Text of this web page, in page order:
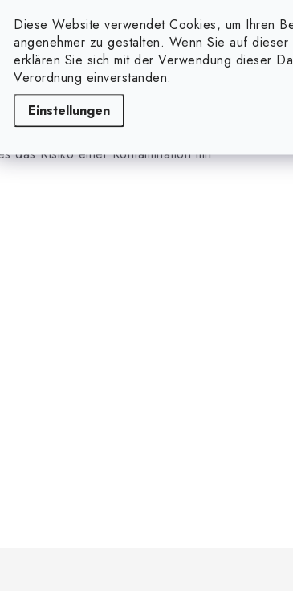
Diese Website verwendet Cookies, um Ihren
angenehmer zu gestalten. Wenn Sie auf
erklären Sie sich mit der Verwendung dieser
Verordnung einverstanden.
Einstellungen
von Advanced Nutrients
Big Bud® Powder enthält die
die Pflanzen für größere und vollere
das Risiko einer Kontamination mit